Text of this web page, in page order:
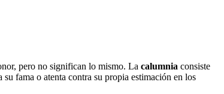
pero no significan lo mismo. La calumnia consiste
fama o atenta contra su propia estimación en los